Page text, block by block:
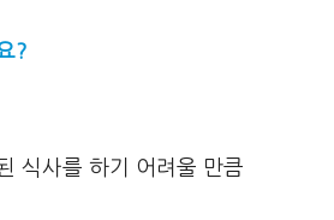
?
식사를 하기 어려울 만큼